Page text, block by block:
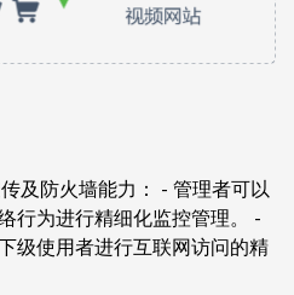
及防火墙能力： - 管理者可以
行为进行精细化监控管理。 -
级使用者进行互联网访问的精